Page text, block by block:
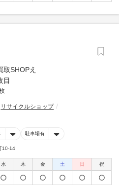
リサイクルショップ
駐車場有
10-14
水 木 金 土 日 祝